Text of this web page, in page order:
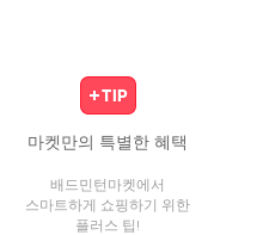
마켓만의 특별한 혜택
배드민턴마켓에서
스마트하게 쇼핑하기 위한
플러스 팁!